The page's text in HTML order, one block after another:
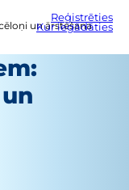
Reģistrēties
Kur iegādāties
un ārstēšana